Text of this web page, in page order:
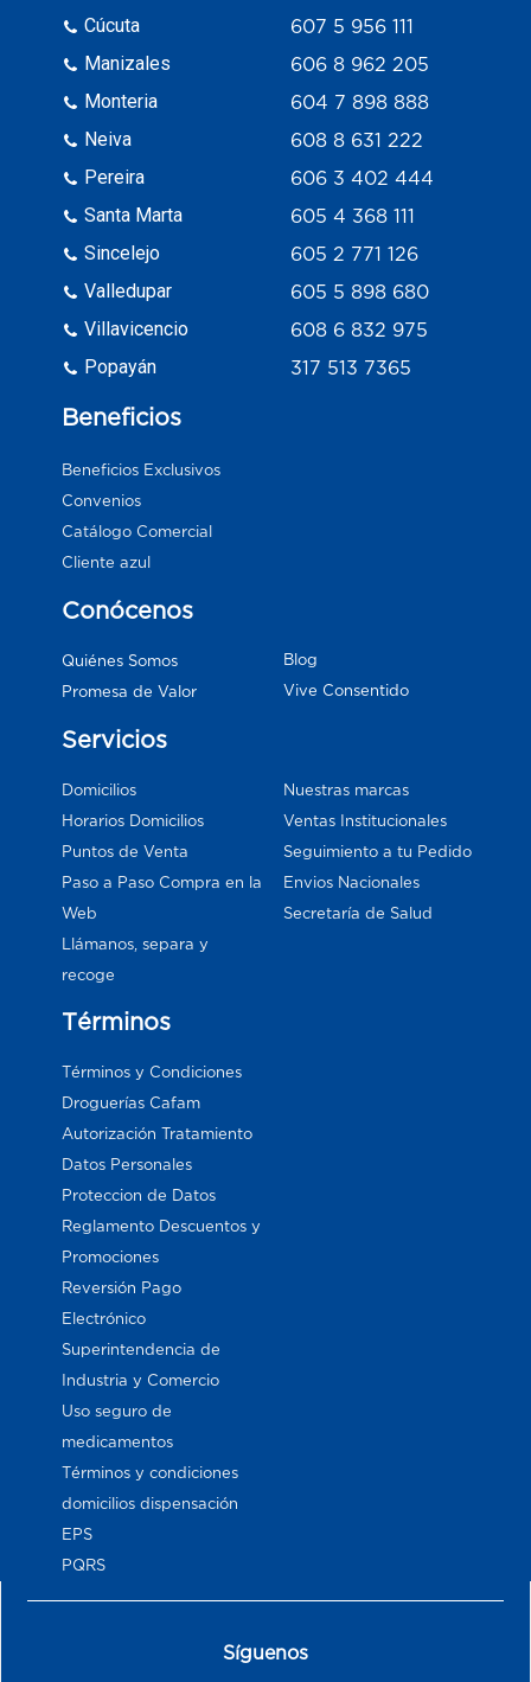
Cúcuta
Manizales
Monteria
Neiva
Pereira
Santa Marta
Sincelejo
Valledupar
Villavicencio
Popayán
607 5 956 111
606 8 962 205
604 7 898 888
608 8 631 222
606 3 402 444
605 4 368 111
605 2 771 126
605 5 898 680
608 6 832 975
317 513 7365
Beneficios
Beneficios Exclusivos
Convenios
Catálogo Comercial
Cliente azul
Conócenos
Quiénes Somos
Promesa de Valor
Blog
Vive Consentido
Servicios
Domicilios
Horarios Domicilios
Puntos de Venta
Paso a Paso Compra en la
Web
Llámanos, separa y
recoge
Nuestras marcas
Ventas Institucionales
Seguimiento a tu Pedido
Envios Nacionales
Secretaría de Salud
Términos
Términos y Condiciones
Droguerías Cafam
Autorización Tratamiento
Datos Personales
Proteccion de Datos
Reglamento Descuentos y
Promociones
Reversión Pago
Electrónico
Superintendencia de
Industria y Comercio
Uso seguro de
medicamentos
Términos y condiciones
domicilios dispensación
EPS
PQRS
Síguenos